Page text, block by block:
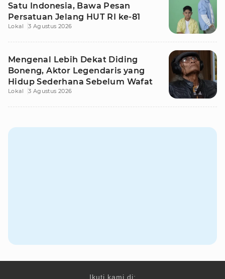
Satu Indonesia, Bawa Pesan
Persatuan Jelang HUT RI ke-81
Lokal 3 Agustus 2026
Mengenal Lebih Dekat Diding
Boneng, Aktor Legendaris yang
Hidup Sederhana Sebelum Wafat
Lokal 3 Agustus 2026
Ikuti kami di: